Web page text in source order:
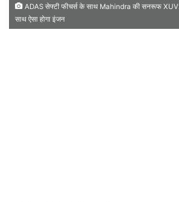
ADAS सेफ्टी फीचर्स के साथ Mahindra की सनरूफ
साथ ऐसा होगा इंजन